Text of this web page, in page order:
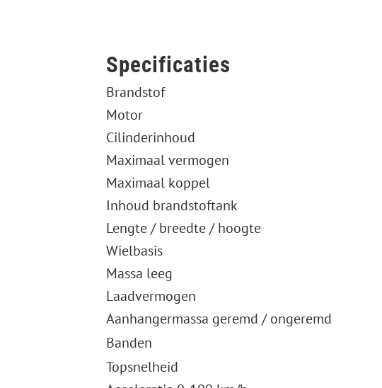
Specificaties
Brandstof
Motor
Cilinderinhoud
Maximaal vermogen
Maximaal koppel
Inhoud brandstoftank
Lengte / breedte / hoogte
Wielbasis
Massa leeg
Laadvermogen
Aanhangermassa geremd / ongeremd
Banden
Topsnelheid